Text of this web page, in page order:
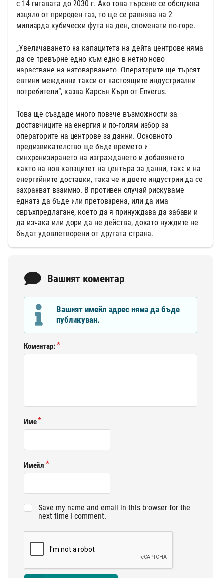
с 14 гигавата до 2030 г. Ако това търсене се обслужва
изцяло от природен газ, то ще се равнява на 2
милиарда кубически фута на ден, споменати по-горе.
„Увеличаването на капацитета на дейта центрове няма
да се превърне едно към едно в нетно ново
нарастване на натоварването. Операторите ще търсят
евтини междинни такси от настоящите индустриални
потребители“, казва Карсън Кърл от Enverus.
Това ще създаде много повече възможности за
доставчиците на енергия и по-голям избор за
операторите на центрове за данни. Основното
предизвикателство ще бъде времето и
синхронизирането на изграждането и добавянето
както на нов капацитет на центъра за данни, така и на
енергийните доставки, така че и двете индустрии да се
захранват взаимно. В противен случай рискуваме
едната да бъде или претоварена, или да има
свръхпредлагане, което да я принуждава да забави и
да изчака или дори да не действа, докато нуждите не
бъдат удовлетворени от другата страна.
Вашият коментар
Вашият имейл адрес няма да бъде
публикуван.
Коментар:
Име
Имейл
Save my name and email in this browser for the
next time I comment.